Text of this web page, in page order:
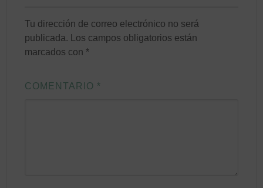
Tu dirección de correo electrónico no será
publicada.
Los campos obligatorios están
marcados con*
COMENTARIO *